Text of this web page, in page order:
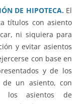
DE HIPOTECA.El
títulos con asiento
ni siquiera para
y evitar asientos
con base en
y de los
de un asiento, con
los asientos de